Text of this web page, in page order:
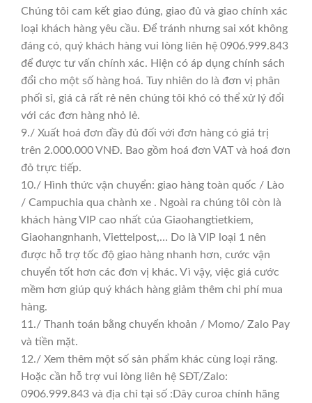
Chúng tôi cam kết giao đúng, giao đủ và giao chính xác
loại khách hàng yêu cầu. Để tránh nhưng sai xót không
đáng có, quý khách hàng vui lòng liên hệ 0906.999.843
để được tư vấn chính xác. Hiện có áp dụng chính sách
đổi cho một số hàng hoá. Tuy nhiên do là đơn vị phân
phối sỉ, giá cả rất rẻ nên chúng tôi khó có thể xử lý đổi
với các đơn hàng nhỏ lẻ.
9./ Xuất hoá đơn đầy đủ đối với đơn hàng có giá trị
trên 2.000.000 VNĐ. Bao gồm hoá đơn VAT và hoá đơn
đỏ trực tiếp.
10./ Hình thức vận chuyển: giao hàng toàn quốc / Lào
/ Campuchia qua chành xe . Ngoài ra chúng tôi còn là
khách hàng VIP cao nhất của Giaohangtietkiem,
Giaohangnhanh, Viettelpost,… Do là VIP loại 1 nên
được hỗ trợ tốc độ giao hàng nhanh hơn, cước vận
chuyển tốt hơn các đơn vị khác. Vì vậy, việc giá cước
mềm hơn giúp quý khách hàng giảm thêm chi phí mua
hàng.
11./ Thanh toán bằng chuyển khoản / Momo/ Zalo Pay
và tiền mặt.
12./ Xem thêm một số sản phẩm khác cùng loại răng.
Hoặc cần hỗ trợ vui lòng liên hệ SĐT/Zalo:
0906.999.843 và địa chỉ tại số :Dây curoa chính hãng